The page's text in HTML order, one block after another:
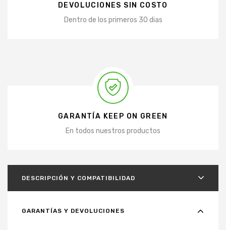
DEVOLUCIONES SIN COSTO
Dentro de los primeros 30 dias
GARANTÍA KEEP ON GREEN
En todos nuestros productos
DESCRIPCIÓN Y COMPATIBILIDAD
GARANTÍAS Y DEVOLUCIONES